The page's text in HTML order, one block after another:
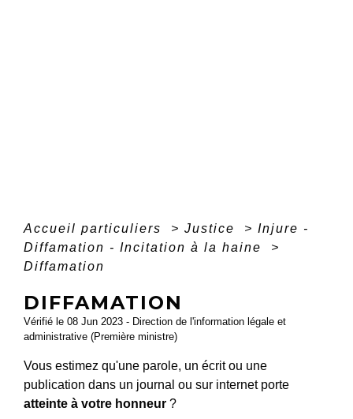
Accueil particuliers > Justice > Injure -
Diffamation - Incitation à la haine
>
Diffamation
DIFFAMATION
Vérifié le 08 Jun 2023 - Direction de l'information légale et
administrative (Première ministre)
Vous estimez qu'une parole, un écrit ou une
publication dans un journal ou sur internet porte
atteinte à votre honneur ?